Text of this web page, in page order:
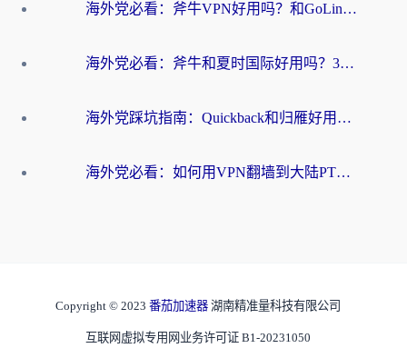
海外党必看：斧牛VPN好用吗？和GoLinkVPN对比哪个回国效果更好？
海外党必看：斧牛和夏时国际好用吗？3步选对回国加速器，无缝刷国内资源
海外党踩坑指南：Quickback和归雁好用吗？选对加速器才能无缝刷国内资源
海外党必看：如何用VPN翻墙到大陆PTT？一篇解决你所有回国加速痛点
Copyright © 2023 番茄加速器 湖南精准量科技有限公司
互联网虚拟专用网业务许可证 B1-20231050